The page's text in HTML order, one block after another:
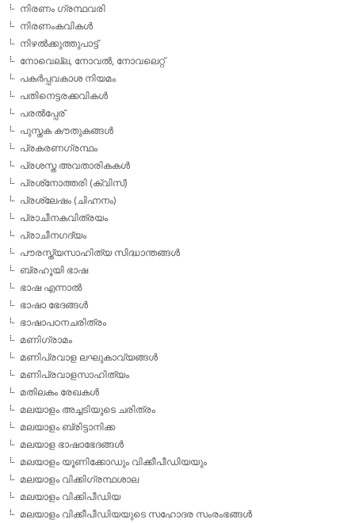
നിരണം ഗ്രന്ഥവരി
നിരണംകവികള്‍
നിഴല്‍ക്കുത്തുപാട്ട്
നോവെല്ല, നോവല്‍, നോവലെറ്റ്
പകര്‍പ്പവകാശ നിയമം
പതിനെട്ടരക്കവികള്‍
പരല്‍പ്പേര്
പുസ്തക കൗതുകങ്ങള്‍
പ്രകരണഗ്രന്ഥം
പ്രശസ്ത അവതാരികകള്‍
പ്രശ്‌നോത്തരി (ക്വിസ്)
പ്രശ്ലേഷം (ചിഹ്നനം)
പ്രാചീനകവിത്രയം
പ്രാചീനഗദ്യം
പൗരസ്ത്യസാഹിത്യ സിദ്ധാന്തങ്ങള്‍
ബ്രഹൂയി ഭാഷ
ഭാഷ എന്നാല്‍
ഭാഷാ ഭേദങ്ങള്‍
ഭാഷാപഠനചരിത്രം
മണിഗ്രാമം
മണിപ്രവാള ലഘുകാവ്യങ്ങള്‍
മണിപ്രവാളസാഹിത്യം
മതിലകം രേഖകള്‍
മലയാളം അച്ചടിയുടെ ചരിത്രം
മലയാളം ബ്രിട്ടാനിക്ക
മലയാള ഭാഷാഭേദങ്ങള്‍
മലയാളം യൂണിക്കോഡും വിക്കീപീഡിയയും
മലയാളം വിക്കിഗ്രന്ഥശാല
മലയാളം വിക്കിപീഡിയ
മലയാളം വിക്കീപീഡിയയുടെ സഹോദര സംരംഭങ്ങള്‍